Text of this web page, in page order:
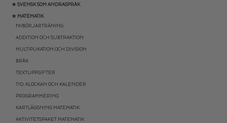
★ SVENSK SOM ANDRASPRÅK
★ MATEMATIK
NYBÖRJARTRÄNING
ADDITION OCH SUBTRAKTION
MULTIPLIKATION OCH DIVISION
BRÅK
TEXTUPPGIFTER
TID: KLOCKAN OCH KALENDER
PROGRAMMERING
KARTLÄGGNING MATEMATIK
AKTIVITETSPAKET MATEMATIK